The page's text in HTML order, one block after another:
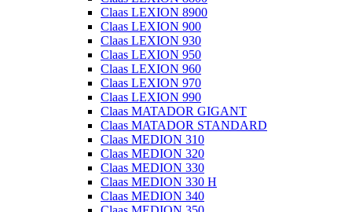
Claas LEXION 8900
Claas LEXION 900
Claas LEXION 930
Claas LEXION 950
Claas LEXION 960
Claas LEXION 970
Claas LEXION 990
Claas MATADOR GIGANT
Claas MATADOR STANDARD
Claas MEDION 310
Claas MEDION 320
Claas MEDION 330
Claas MEDION 330 H
Claas MEDION 340